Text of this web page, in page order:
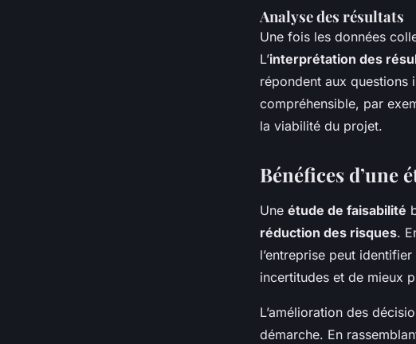
Analyse des résultats
Une fois les données
L’interprétation des
répondent aux questions
compréhensible, par
la viabilité du projet.
Bénéfices d’une
Une étude de faisabilité
réduction des risques.
l’entreprise peut
incertitudes et de mieux
L’amélioration des
démarche. En